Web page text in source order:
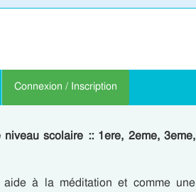
Connexion / Inscription
scolaire :: 1ere, 2eme, 3eme,
aide à la méditation et comme une